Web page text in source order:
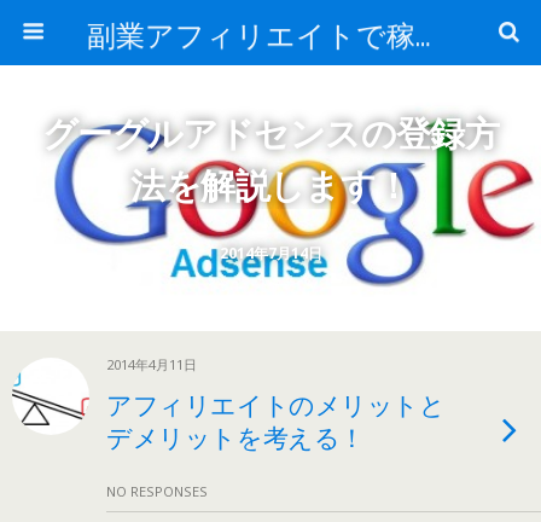
副業アフィリエイトで稼ぐ情報ブログ
2014年7月14日
グーグルアドセンスの登録方
法を解説します！
2014年4月11日
アフィリエイトのメリットと
デメリットを考える！
NO RESPONSES